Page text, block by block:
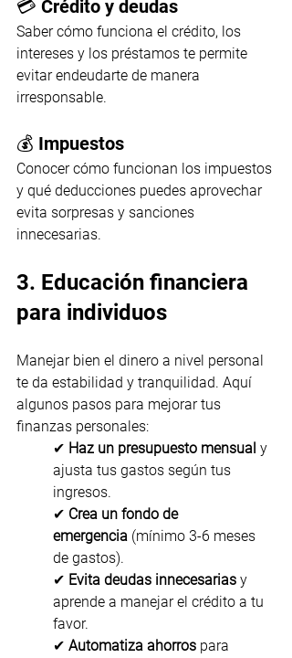
💳 Crédito y deudas
Saber cómo funciona el crédito, los
intereses y los préstamos te permite
evitar endeudarte de manera
irresponsable.
💰 Impuestos
Conocer cómo funcionan los impuestos
y qué deducciones puedes aprovechar
evita sorpresas y sanciones
innecesarias.
3. Educación financiera
para individuos
Manejar bien el dinero a nivel personal
te da estabilidad y tranquilidad. Aquí
algunos pasos para mejorar tus
finanzas personales:
✔ Haz un presupuesto mensual y
ajusta tus gastos según tus
ingresos.
✔ Crea un fondo de
emergencia (mínimo 3-6 meses
de gastos).
✔ Evita deudas innecesarias y
aprende a manejar el crédito a tu
favor.
✔ Automatiza ahorros para